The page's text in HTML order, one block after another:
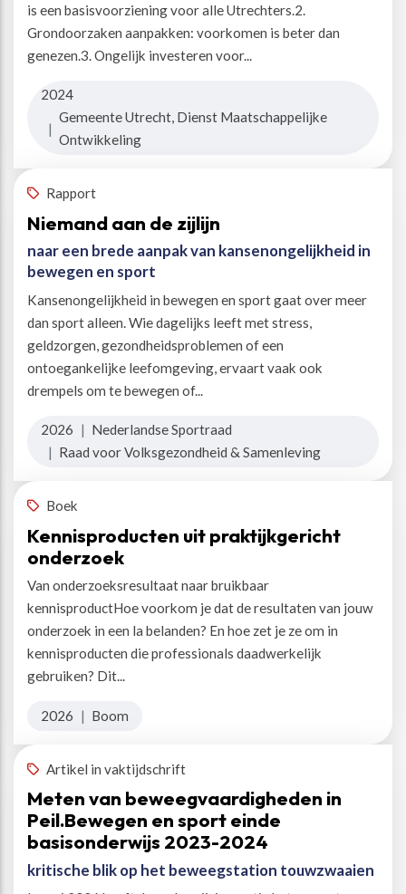
is een basisvoorziening voor alle Utrechters.2.
Grondoorzaken aanpakken: voorkomen is beter dan
genezen.3. Ongelijk investeren voor...
2024
|
Gemeente Utrecht, Dienst Maatschappelijke
Ontwikkeling
Rapport
Niemand aan de zijlijn
naar een brede aanpak van kansenongelijkheid in
bewegen en sport
Kansenongelijkheid in bewegen en sport gaat over meer
dan sport alleen. Wie dagelijks leeft met stress,
geldzorgen, gezondheidsproblemen of een
ontoegankelijke leefomgeving, ervaart vaak ook
drempels om te bewegen of...
2026 | Nederlandse Sportraad
| Raad voor Volksgezondheid & Samenleving
Boek
Kennisproducten uit praktijkgericht
onderzoek
Van onderzoeksresultaat naar bruikbaar
kennisproductHoe voorkom je dat de resultaten van jouw
onderzoek in een la belanden? En hoe zet je ze om in
kennisproducten die professionals daadwerkelijk
gebruiken? Dit...
2026 | Boom
Artikel in vaktijdschrift
Meten van beweegvaardigheden in
Peil.Bewegen en sport einde
basisonderwijs 2023-2024
kritische blik op het beweegstation touwzwaaien